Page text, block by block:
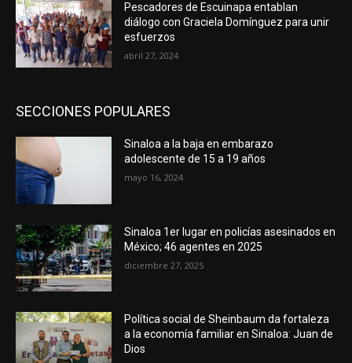
Pescadores de Escuinapa entablan
diálogo con Graciela Domínguez para unir
esfuerzos
abril 27, 2024
SECCIONES POPULARES
Sinaloa a la baja en embarazo
adolescente de 15 a 19 años
mayo 16, 2024
Sinaloa 1er lugar en policías asesinados en
México; 46 agentes en 2025
diciembre 27, 2025
Política social de Sheinbaum da fortaleza
a la economía familiar en Sinaloa: Juan de
Dios